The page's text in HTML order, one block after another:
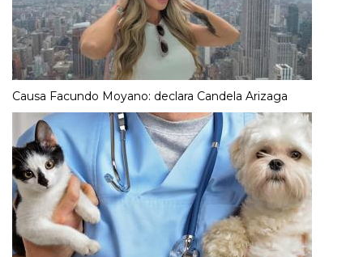
Causa Facundo Moyano: declara Candela Arizaga